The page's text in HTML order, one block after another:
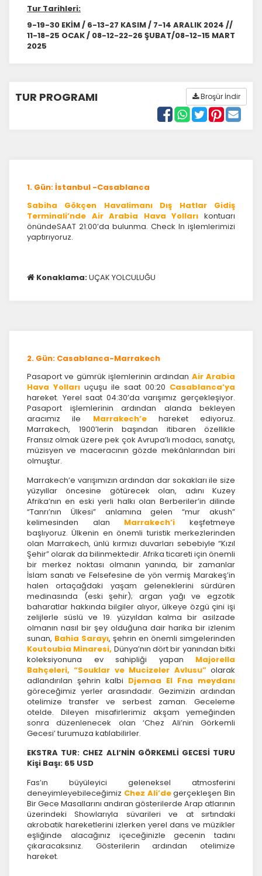
Tur Tarihleri:
9-19-30 EKİM / 6-13-27 KASIM / 7-14 ARALIK 2024 //
11-18-25 OCAK / 08-12-22-26 ŞUBAT/08-12-15 MART
2025
TUR PROGRAMI Broşür İndir
1. Gün: İstanbul -Casablanca
Sabiha Gökçen Havalimanı Dış Hatlar Gidiş
Terminali’nde Air Arabia Hava Yolları kontuarı
önündeSAAT 21:00’da bulunma. Check In işlemlerimizi
yaptırıyoruz.
Konaklama:UÇAK YOLCULUĞU
2. Gün: Casablanca-Marrakech
Pasaport ve gümrük işlemlerinin ardından Air Arabia
Hava Yolları uçuşu ile saat 00:20 Casablanca’ya
hareket. Yerel saat 04:30’da varışımız gerçekleşiyor.
Pasaport işlemlerinin ardından alanda bekleyen
aracımız ile Marrakech’e hareket ediyoruz.
Marrakech, 1900’lerin başından itibaren özellikle
Fransız olmak üzere pek çok Avrupa’lı modacı, sanatçı,
müzisyen ve maceracının gözde mekânlarından biri
olmuştur.
Marrakech’e varışımızın ardından dar sokakları ile size
yüzyıllar öncesine götürecek olan, adını Kuzey
Afrika’nın en eski yerli halkı olan Berberiler’in dilinde
“Tanrı’nın Ülkesi” anlamına gelen “mur akush”
kelimesinden alan Marrakech’ikeşfetmeye
başlıyoruz. Ülkenin en önemli turistik merkezlerinden
olan Marrakech, ünlü kırmızı duvarları sebebiyle “Kızıl
Şehir” olarak da bilinmektedir. Afrika ticareti için önemli
bir merkez noktası olmanın yanında, bir zamanlar
İslam sanatı ve Felsefesine de yön vermiş Marakeş’in
halen ortaçağdaki yaşam geleneklerini sürdüren
medinasında (eski şehir); argan yağı ve egzotik
baharatlar hakkında bilgiler alıyor, ülkeye özgü çini işi
zelijlerle süslü ve 19. yüzyıldan kalma bir asilzade
olmanın nasıl bir şey olduğuna dair harika bir izlenim
sunan, Bahia Sarayı, şehrin en önemli simgelerinden
Koutoubia Minaresi, Dünya’nın dört bir yanından bitki
koleksiyonuna ev sahipliği yapan Majorella
Bahçeleri, “Souklar ve Mucizeler Avlusu” olarak
adlandırılan şehrin kalbi Djemaa El Fna meydanı
göreceğimiz yerler arasındadır. Gezimizin ardından
otelimize transfer ve serbest zaman. Geceleme
otelde. Dileyen misafirlerimiz akşam yemeğinden
sonra düzenlenecek olan ‘Chez Ali’nin Görkemli
Gecesi’ turumuza katılabilirler.
EKSTRA TUR: CHEZ ALI’NİN GÖRKEMLİ GECESİ TURU
Kişi Başı: 65 USD
Fas’ın büyüleyici geleneksel atmosferini
deneyimleyebileceğimiz Chez Ali’degerçekleşen Bin
Bir Gece Masallarını andıran gösterilerde Arap atlarının
üzerindeki Showlarıyla süvarileri ve at sırtındaki
akrobatik hareketlerini izlerken yerel dans ve müzikler
eşliğinde alacağınız içeceğinizle gecenin tadını
çıkaracaksınız. Gösterilerin ardından otelimize
hareket.